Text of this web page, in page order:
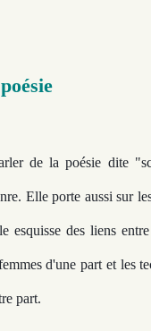
de la poésie dite
Elle porte aussi sur
esquisse des liens
d'une part et les
part.